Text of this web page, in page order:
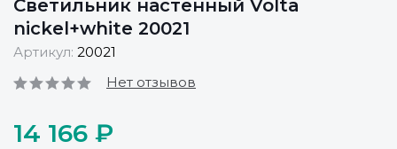
Светильник настенный Volta
nickel+white 20021
Артикул: 20021
Нет отзывов
14 166 ₽